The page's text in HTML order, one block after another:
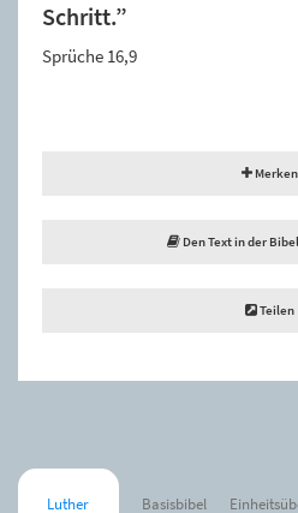
Schritt.”
Sprüche 16,9
Merken
Den Text in der
Teilen
Luther Basisbibel